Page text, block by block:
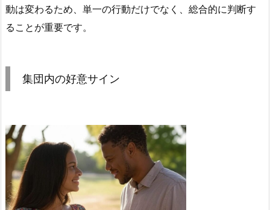
動は変わるため、単一の行動だけでなく、総合的に判断す
ることが重要です。
集団内の好意サイン